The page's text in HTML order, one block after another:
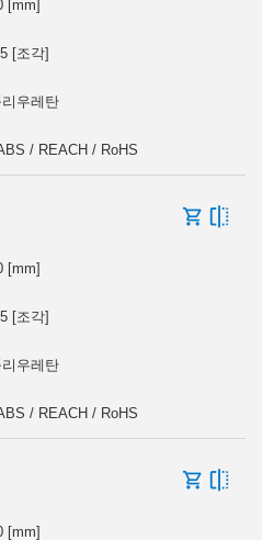
[mm]
[조각]
리우레탄
/ REACH / RoHS
[mm]
[조각]
리우레탄
/ REACH / RoHS
[mm]